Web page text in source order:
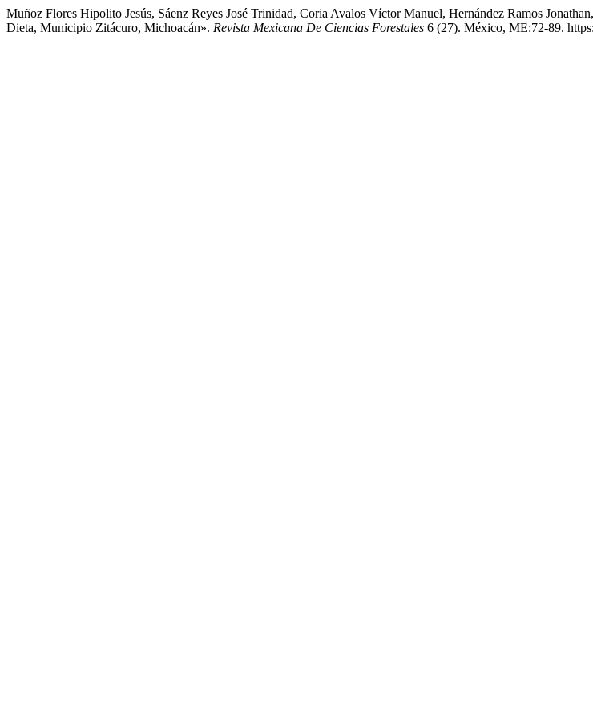
Muñoz Flores Hipolito Jesús, Sáenz Reyes José Trinidad, Coria Avalos Víctor Manuel, Hernández Ramos
Dieta, Municipio Zitácuro, Michoacán». Revista Mexicana De Ciencias Forestales 6 (27). México, ME:72-89.